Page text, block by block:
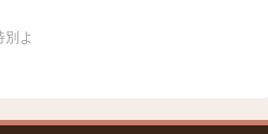
別よ